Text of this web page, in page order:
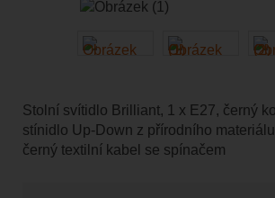
Stolní svítidlo Brilliant, 1 x E27, černý
stínidlo Up-Down z přírodního
černý textilní kabel se spínačem